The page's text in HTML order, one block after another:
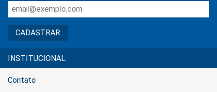
INSTITUCIONAL:
Contato